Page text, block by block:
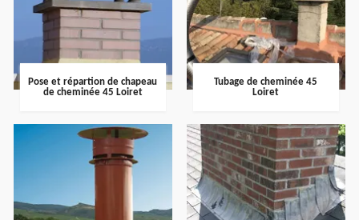
Pose et répartion de chapeau
de cheminée 45 Loiret
Tubage de cheminée 45
Loiret